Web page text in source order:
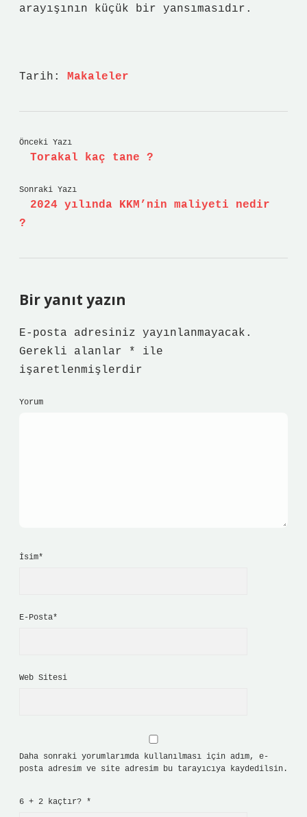
arayışının küçük bir yansımasıdır.
Tarih: Makaleler
Önceki Yazı
Torakal kaç tane ?
Sonraki Yazı
2024 yılında KKM’nin maliyeti nedir
?
Bir yanıt yazın
E-posta adresiniz yayınlanmayacak.
Gerekli alanlar
*
ile
işaretlenmişlerdir
Yorum
İsim*
E-Posta*
Web Sitesi
Daha sonraki yorumlarımda kullanılması için adım, e-
posta adresim ve site adresim bu tarayıcıya kaydedilsin.
6 + 2 kaçtır? *